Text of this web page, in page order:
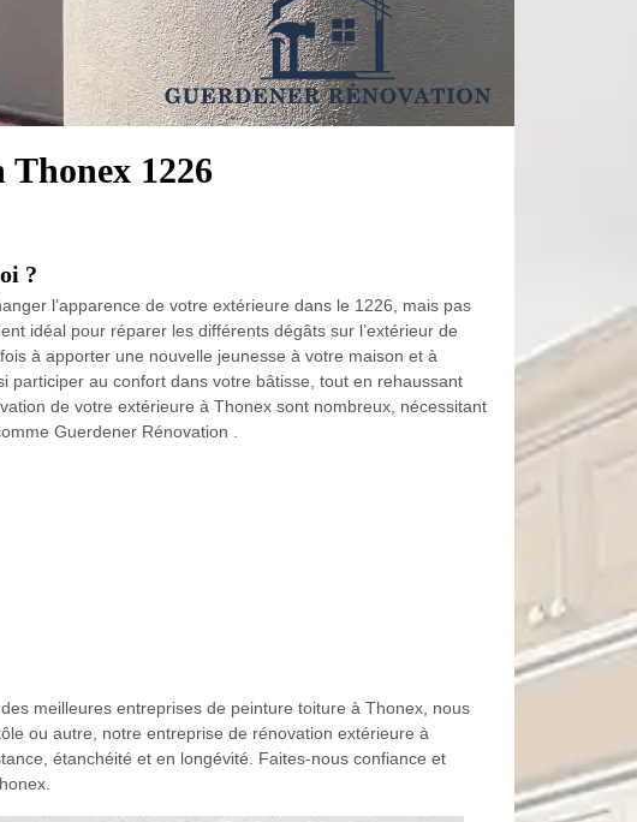
1226
?
l’apparence de votre extérieure dans le 1226, mais pas
idéal pour réparer les différents dégâts sur l’extérieur de
à apporter une nouvelle jeunesse à votre maison et à
participer au confort dans votre bâtisse, tout en rehaussant
de votre extérieure à Thonex sont nombreux, nécessitant
Guerdener Rénovation .
meilleures entreprises de peinture toiture à Thonex, nous
ou autre, notre entreprise de rénovation extérieure à
étanchéité et en longévité. Faites-nous confiance et